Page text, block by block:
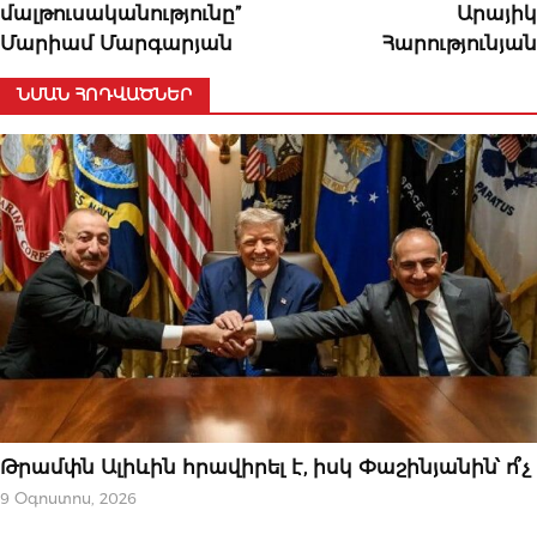
մալթուսականությունը”
Մարիամ Մարգարյան
Արայիկ
Հարությունյան
ՆՄԱՆ ՀՈԴՎԱԾՆԵՐ
ԿԱՐԵՎՈՐԸ
Թրամփն Ալիևին հրավիրել է, իսկ Փաշինյանին՝ ո՞չ
9 Օգոստոս, 2026